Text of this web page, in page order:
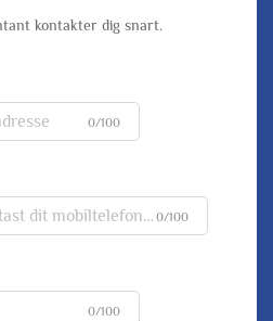
kontakter dig snart.
0/100
0/100
0/100